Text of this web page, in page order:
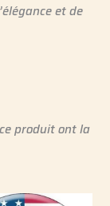
et de
produit ont la